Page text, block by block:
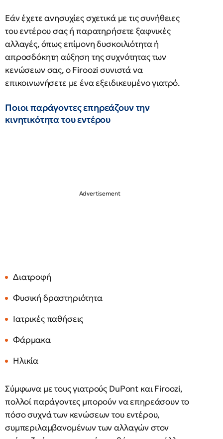
Εάν έχετε ανησυχίες σχετικά με τις συνήθειες
του εντέρου σας ή παρατηρήσετε ξαφνικές
αλλαγές, όπως επίμονη δυσκοιλιότητα ή
απροσδόκητη αύξηση της συχνότητας των
κενώσεων σας, ο Firoozi συνιστά να
επικοινωνήσετε με ένα εξειδικευμένο γιατρό.
Ποιοι παράγοντες επηρεάζουν την
κινητικότητα του εντέρου
Διατροφή
Φυσική δραστηριότητα
Ιατρικές παθήσεις
Φάρμακα
Ηλικία
Σύμφωνα με τους γιατρούς DuPont και Firoozi,
πολλοί παράγοντες μπορούν να επηρεάσουν το
πόσο συχνά των κενώσεων του εντέρου,
συμπεριλαμβανομένων των αλλαγών στον